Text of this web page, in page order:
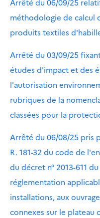
Arrêté du 06/09/25
méthodologie de calcul
produits textiles
Arrêté du 03/09/25
études d'impact et des
l'autorisation
rubriques de la
classées pour la
Arrêté du 06/08/25 pris
R. 181-32 du code de
du décret n° 2013-611
réglementation
installations, aux
connexes sur le plateau